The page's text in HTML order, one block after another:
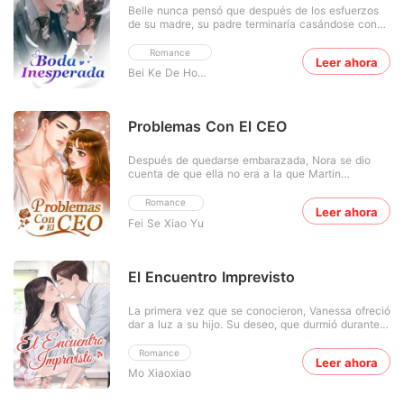
Romance
Bei Ke De Hou Mian
Belle nunca pensó que después de los esfuerzos
de su madre, su padre terminaría casándose con
una madrastra maliciosa. Inmersa en sus penas e
ira, termina pasando una noche con Harris, el hijo
del enemigo de su familia. Ambos pensaron que
Leer ahora
Problemas Con El CEO
Romance
Fei Se Xiao Yu
Después de quedarse embarazada, Nora se dio
cuenta de que ella no era a la que Martin
fueron más que una ilusión falsa. Cuando recibió la
noticia de que él estaba comprometido con otra
mujer, finalmente se dio por vencida, y se fue con
Leer ahora
El Encuentro Imprevisto
Romance
Mo Xiaoxiao
La primera vez que se conocieron, Vanessa ofreció
dar a luz a su hijo. Su deseo, que durmió durante
embargo, después de que nació el bebé, ella se
fue. Cuatro años después, ella volvió. Con
emociones encontradas, la sostuvo con fuerza en
Leer ahora